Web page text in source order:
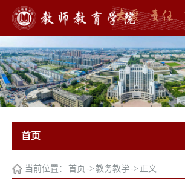
首页
当前位置： 首页 -> 教务教学-> 正文